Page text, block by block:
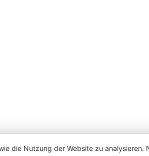
die Nutzung der Website zu analysieren.